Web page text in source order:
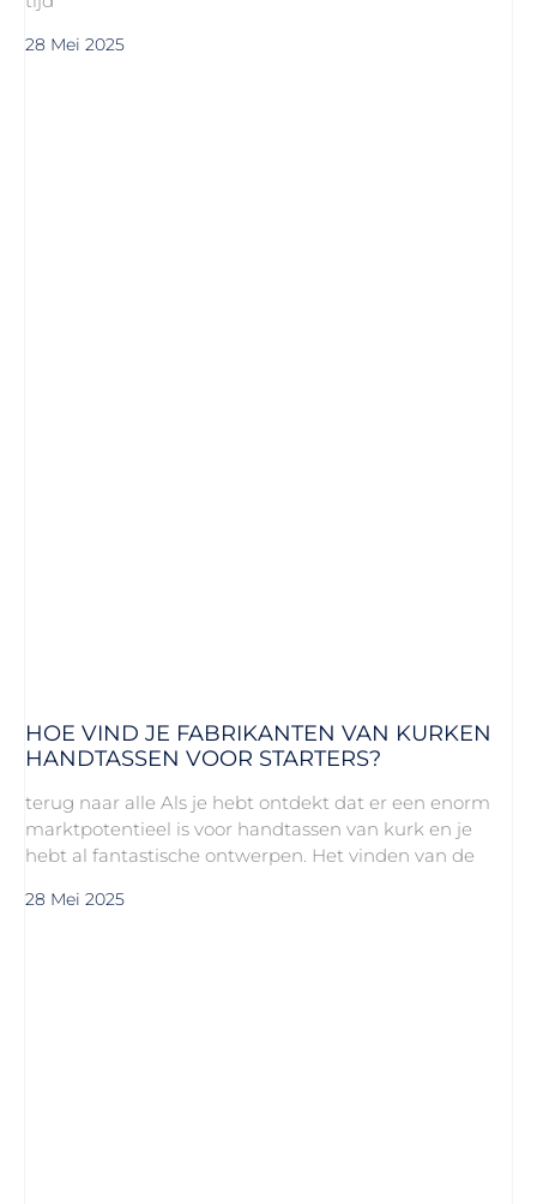
28 Mei 2025
HOE VIND JE FABRIKANTEN VAN KURKEN
HANDTASSEN VOOR STARTERS?
terug naar alle Als je hebt ontdekt dat er een enorm
marktpotentieel is voor handtassen van kurk en je
hebt al fantastische ontwerpen. Het vinden van de
28 Mei 2025